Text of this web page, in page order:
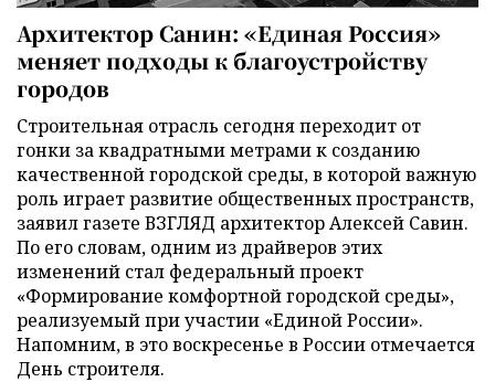
Архитектор Санин: «Единая Россия»
меняет подходы к благоустройству
городов
Строительная отрасль сегодня переходит от
гонки за квадратными метрами к созданию
качественной городской среды, в которой важную
роль играет развитие общественных пространств,
заявил газете ВЗГЛЯД архитектор Алексей Савин.
По его словам, одним из драйверов этих
изменений стал федеральный проект
«Формирование комфортной городской среды»,
реализуемый при участии «Единой России».
Напомним, в это воскресенье в России отмечается
День строителя.